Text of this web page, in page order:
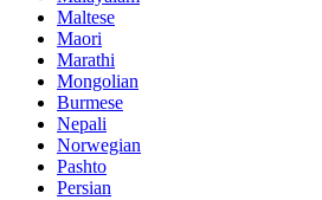
Maltese
Maori
Marathi
Mongolian
Burmese
Nepali
Norwegian
Pashto
Persian